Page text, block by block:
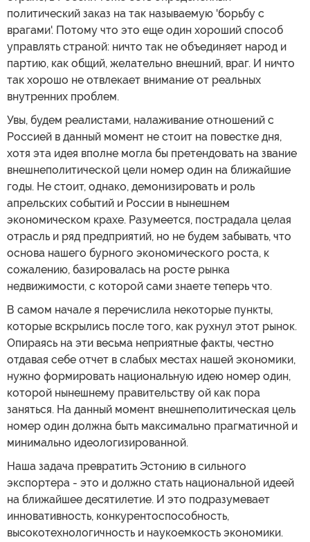
политический заказ на так называемую 'борьбу с
врагами'. Потому что это еще один хороший способ
управлять страной: ничто так не объединяет народ и
партию, как общий, желательно внешний, враг. И ничто
так хорошо не отвлекает внимание от реальных
внутренних проблем.
Увы, будем реалистами, налаживание отношений с
Россией в данный момент не стоит на повестке дня,
хотя эта идея вполне могла бы претендовать на звание
внешнеполитической цели номер один на ближайшие
годы. Не стоит, однако, демонизировать и роль
апрельских событий и России в нынешнем
экономическом крахе. Разумеется, пострадала целая
отрасль и ряд предприятий, но не будем забывать, что
основа нашего бурного экономического роста, к
сожалению, базировалась на росте рынка
недвижимости, с которой сами знаете теперь что.
В самом начале я перечислила некоторые пункты,
которые вскрылись после того, как рухнул этот рынок.
Опираясь на эти весьма неприятные факты, честно
отдавая себе отчет в слабых местах нашей экономики,
нужно формировать национальную идею номер один,
которой нынешнему правительству ой как пора
заняться. На данный момент внешнеполитическая цель
номер один должна быть максимально прагматичной и
минимально идеологизированной.
Наша задача превратить Эстонию в сильного
экспортера - это и должно стать национальной идеей
на ближайшее десятилетие. И это подразумевает
инновативность, конкурентоспособность,
высокотехнологичность и наукоемкость экономики.